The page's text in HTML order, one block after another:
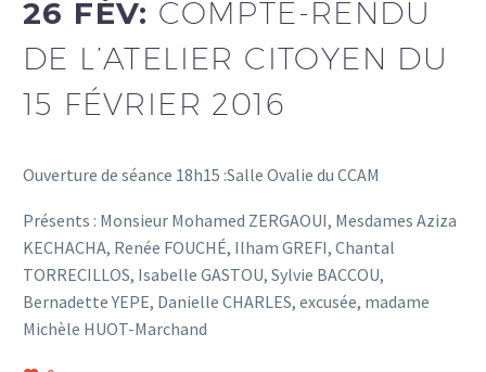
26 FÉV: COMPTE-RENDU
DE L’ATELIER CITOYEN DU
15 FÉVRIER 2016
Ouverture de séance 18h15 :Salle Ovalie du CCAM
Présents : Monsieur Mohamed ZERGAOUI, Mesdames Aziza
KECHACHA, Renée FOUCHÉ, Ilham GREFI, Chantal
TORRECILLOS, Isabelle GASTOU, Sylvie BACCOU,
Bernadette YEPE, Danielle CHARLES, excusée, madame
Michèle HUOT-Marchand